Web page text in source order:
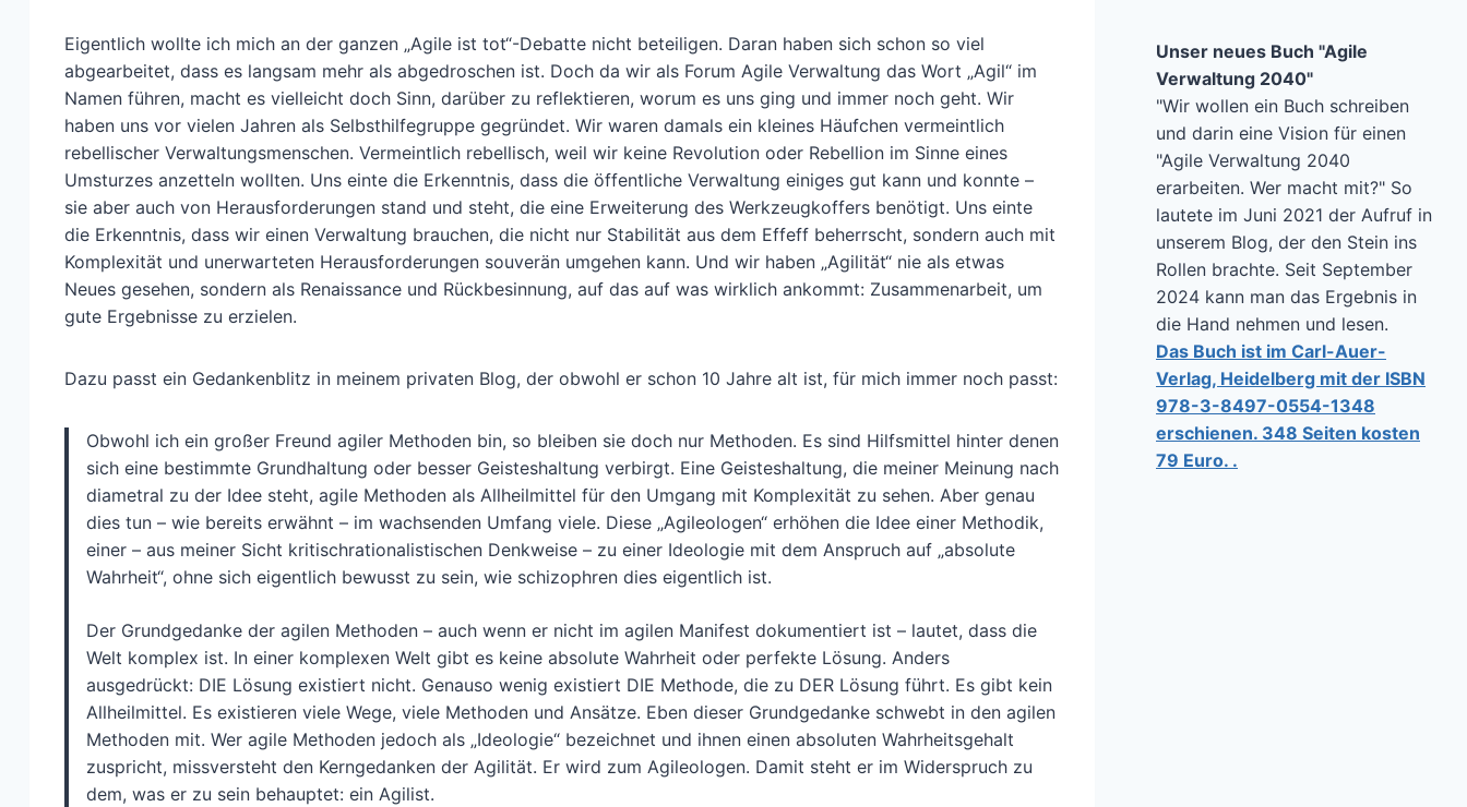
Eigentlich wollte ich mich an der ganzen „Agile ist tot“-Debatte nicht beteiligen. Daran haben sich schon so viel
abgearbeitet, dass es langsam mehr als abgedroschen ist. Doch da wir als Forum Agile Verwaltung das Wort „Agil“ im
Namen führen, macht es vielleicht doch Sinn, darüber zu reflektieren, worum es uns ging und immer noch geht. Wir
haben uns vor vielen Jahren als Selbsthilfegruppe gegründet. Wir waren damals ein kleines Häufchen vermeintlich
rebellischer Verwaltungsmenschen. Vermeintlich rebellisch, weil wir keine Revolution oder Rebellion im Sinne eines
Umsturzes anzetteln wollten. Uns einte die Erkenntnis, dass die öffentliche Verwaltung einiges gut kann und konnte –
sie aber auch von Herausforderungen stand und steht, die eine Erweiterung des Werkzeugkoffers benötigt. Uns einte
die Erkenntnis, dass wir einen Verwaltung brauchen, die nicht nur Stabilität aus dem Effeff beherrscht, sondern auch mit
Komplexität und unerwarteten Herausforderungen souverän umgehen kann. Und wir haben „Agilität“ nie als etwas
Neues gesehen, sondern als Renaissance und Rückbesinnung, auf das auf was wirklich ankommt: Zusammenarbeit, um
gute Ergebnisse zu erzielen.
Dazu passt ein Gedankenblitz in meinem privaten Blog, der obwohl er schon 10 Jahre alt ist, für mich immer noch passt:
Obwohl ich ein großer Freund agiler Methoden bin, so bleiben sie doch nur Methoden. Es sind Hilfsmittel hinter denen
sich eine bestimmte Grundhaltung oder besser Geisteshaltung verbirgt. Eine Geisteshaltung, die meiner Meinung nach
diametral zu der Idee steht, agile Methoden als Allheilmittel für den Umgang mit Komplexität zu sehen. Aber genau
dies tun – wie bereits erwähnt – im wachsenden Umfang viele. Diese „Agileologen“ erhöhen die Idee einer Methodik,
einer – aus meiner Sicht kritischrationalistischen Denkweise – zu einer Ideologie mit dem Anspruch auf „absolute
Wahrheit“, ohne sich eigentlich bewusst zu sein, wie schizophren dies eigentlich ist.
Der Grundgedanke der agilen Methoden – auch wenn er nicht im agilen Manifest dokumentiert ist – lautet, dass die
Welt komplex ist. In einer komplexen Welt gibt es keine absolute Wahrheit oder perfekte Lösung. Anders
ausgedrückt: DIE Lösung existiert nicht. Genauso wenig existiert DIE Methode, die zu DER Lösung führt. Es gibt kein
Allheilmittel. Es existieren viele Wege, viele Methoden und Ansätze. Eben dieser Grundgedanke schwebt in den agilen
Methoden mit. Wer agile Methoden jedoch als „Ideologie“ bezeichnet und ihnen einen absoluten Wahrheitsgehalt
zuspricht, missversteht den Kerngedanken der Agilität. Er wird zum Agileologen. Damit steht er im Widerspruch zu
dem, was er zu sein behauptet: ein Agilist.
Unser neues Buch "Agile
Verwaltung 2040"
"Wir wollen ein Buch schreiben
und darin eine Vision für einen
"Agile Verwaltung 2040
erarbeiten. Wer macht mit?" So
lautete im Juni 2021 der Aufruf in
unserem Blog, der den Stein ins
Rollen brachte. Seit September
2024 kann man das Ergebnis in
die Hand nehmen und lesen.
Das Buch ist im Carl-Auer-
Verlag, Heidelberg mit der ISBN
978-3-8497-0554-1348
erschienen. 348 Seiten kosten
79 Euro. .